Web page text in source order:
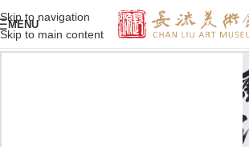
Skip to navigation
Skip to main content
MENU